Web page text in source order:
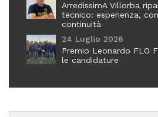
ArredissimA Villorba
tecnico: esperienza,
continuità
24 Luglio 2026
Premio Leonardo FLO
le candidature